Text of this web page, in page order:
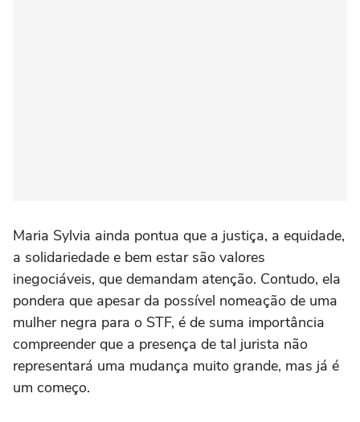
Maria Sylvia ainda pontua que a justiça, a equidade,
a solidariedade e bem estar são valores
inegociáveis, que demandam atenção. Contudo, ela
pondera que apesar da possível nomeação de uma
mulher negra para o STF, é de suma importância
compreender que a presença de tal jurista não
representará uma mudança muito grande, mas já é
um começo.